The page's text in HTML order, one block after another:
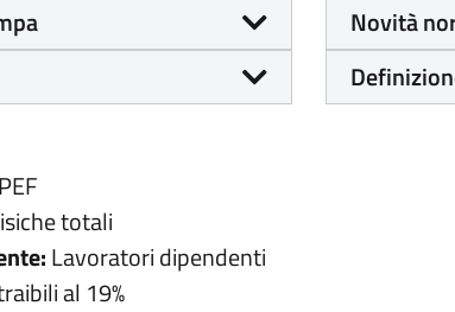
Novità
totali
Lavoratori dipendenti
al 19%